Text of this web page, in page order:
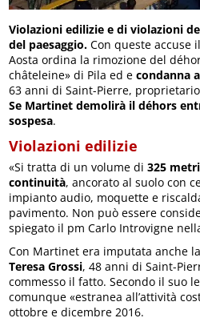
Violazioni edilizie e di violazioni
del paesaggio.Con queste accuse
Aosta ordina la rimozione del
châteleine» di Pila ed econdanna
63 anni di Saint-Pierre,
Se Martinet demolirà il déhors
sospesa.
Violazioni edilizie
«Si tratta di un volume di325
continuità, ancorato al suolo con
impianto audio, moquette e
pavimento. Non può essere
spiegato il pm Carlo Introvigne
Con Martinet era imputata anche
Teresa Grossi, 48 anni di Saint-
commesso il fatto. Secondo il suo
comunque «estranea all’attività
ottobre e dicembre 2016.